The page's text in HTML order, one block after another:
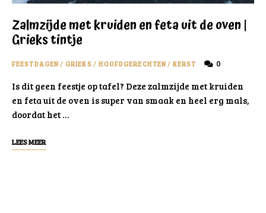
Zalmzijde met kruiden en feta uit de oven |
Grieks tintje
FEESTDAGEN/ GRIEKS / HOOFDGERECHTEN/ KERST 0
Is dit geen feestje op tafel? Deze zalmzijde met kruiden
en feta uit de oven is super van smaak en heel erg mals,
doordat het …
LEES MEER